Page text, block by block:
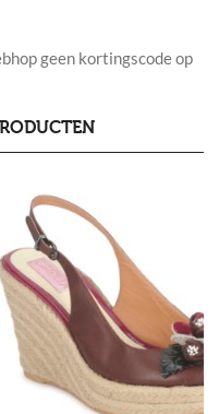
geen kortingscode op